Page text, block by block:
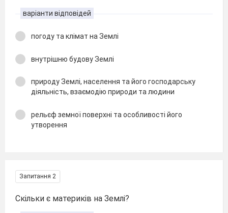
варіанти відповідей
погоду та клімат на Землі
внутрішню будову Землі
природу Землі, населення та його господарську
діяльність, взаємодію природи та людини
рельєф земної поверхні та особливості його
утворення
Запитання 2
Скільки є материків на Землі?